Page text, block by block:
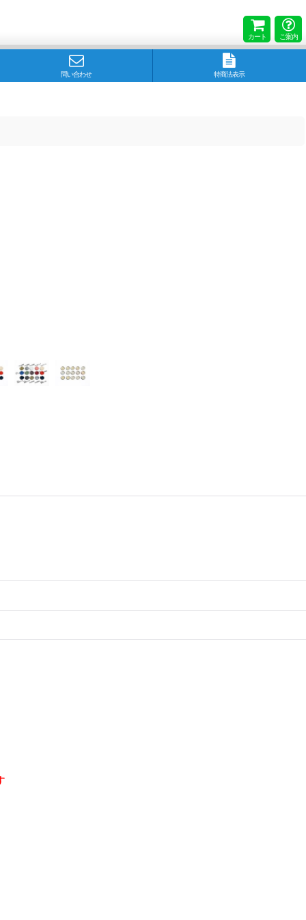
カート ご案内
問い合わせ 特商法表示